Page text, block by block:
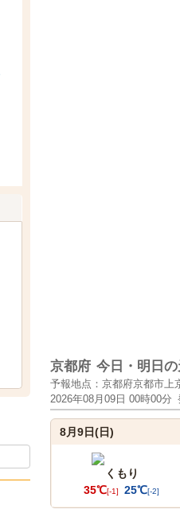
京都府 今日・明日
予報地点：京都府京都市上
2026年08月09日 00時00分
8月9日(日)
くもり
35℃[-1] 25℃[-2]